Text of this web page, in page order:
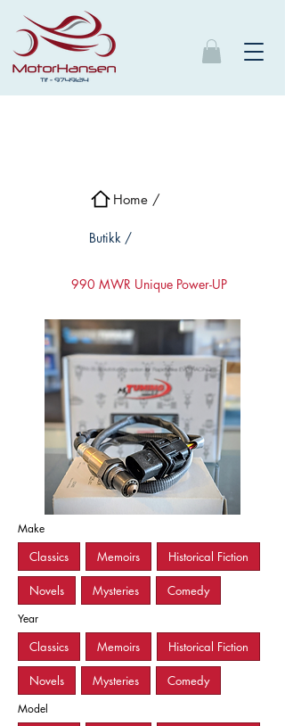
Home /
Butikk /
990 MWR Unique Power-UP
Make
Classics Memoirs Historical Fiction
Novels Mysteries Comedy
Year
Classics Memoirs Historical Fiction
Novels Mysteries Comedy
Model